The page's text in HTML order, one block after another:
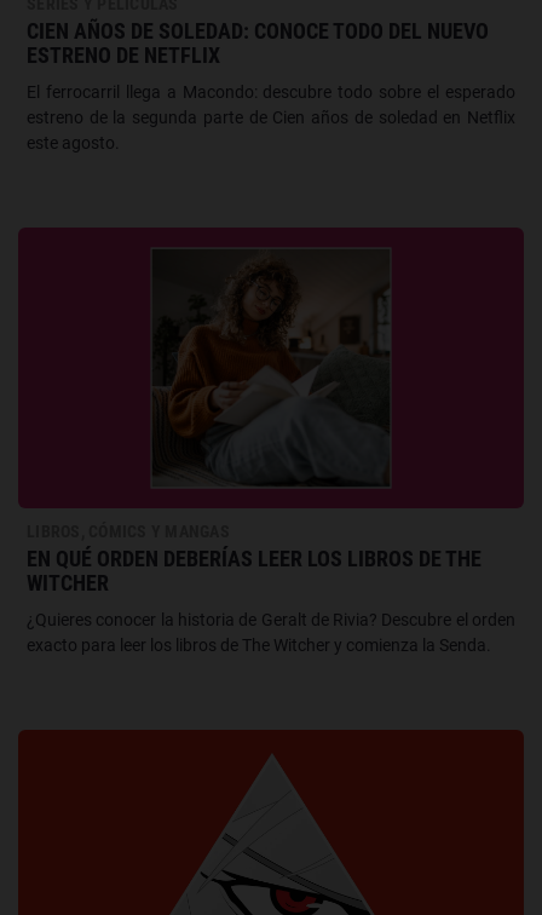
CIEN AÑOS DE SOLEDAD: CONOCE TODO DEL NUEVO
ESTRENO DE NETFLIX
El ferrocarril llega a Macondo: descubre todo sobre el esperado
estreno de la segunda parte de Cien años de soledad en Netflix
este agosto.
EN QUÉ ORDEN DEBERÍAS LEER LOS LIBROS DE THE
WITCHER
¿Quieres conocer la historia de Geralt de Rivia? Descubre el orden
exacto para leer los libros de The Witcher y comienza la Senda.